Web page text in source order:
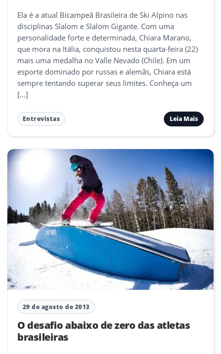
Ela é a atual Bicampeã Brasileira de Ski Alpino nas
disciplinas Slalom e Slalom Gigante. Com uma
personalidade forte e determinada, Chiara Marano,
que mora na Itália, conquistou nesta quarta-feira (22)
mais uma medalha no Valle Nevado (Chile). Em um
esporte dominado por russas e alemãs, Chiara está
sempre tentando superar seus limites. Conheça um
[…]
Entrevistas Leia Mais
29 de agosto de 2013
O desafio abaixo de zero das atletas
brasileiras